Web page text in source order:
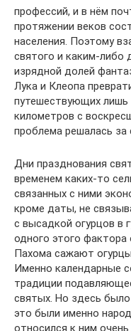
профессий, и в нём
протяжении веков
населения. Поэтому
святого и каким-либо
изрядной долей
Лука и Клеопа
путешествующих лишь
километров с
проблема решалась за
Дни празднования
временем каких-то
связанных с ними
кроме даты, не
с высадкой огурцов в
одного этого
Пахома сажают
Именно календарные
традиции
святых. Но здесь
это были именно
относился к ним